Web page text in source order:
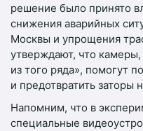
решение было принято
снижения аварийных
Москвы и упрощения
утверждают, что
из того ряда», помогут
и предотвратить заторы
Напомним, что в
специальные